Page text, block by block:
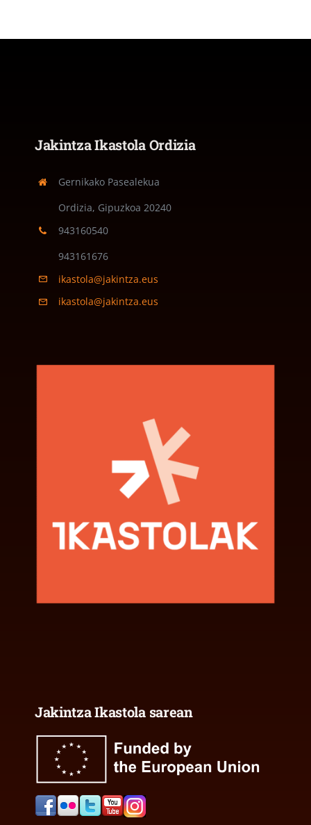
Jakintza Ikastola Ordizia
Gernikako Pasealekua
Ordizia, Gipuzkoa 20240
943160540
943161676
ikastola@jakintza.eus
ikastola@jakintza.eus
Jakintza Ikastola sarean